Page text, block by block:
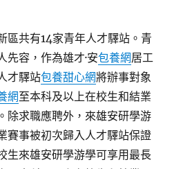
區共有14家青年人才驛站。青
先容，作為雄才·安包養網居工
才驛站包養甜心網將辦事對象
網至本科及以上在校生和結業
除求職應聘外，來雄安研學游
賽事被初次歸入人才驛站保證
生來雄安研學游學可享用最長